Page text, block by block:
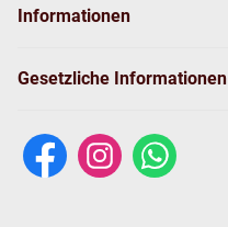
Informationen
Gesetzliche Informationen